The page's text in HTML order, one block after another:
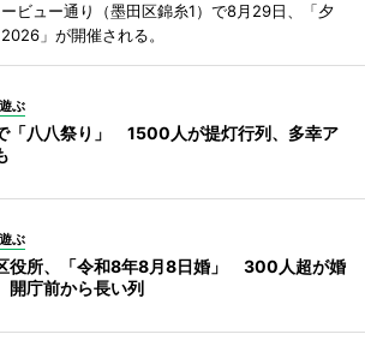
ビュー通り（墨田区錦糸1）で8月29日、「夕
」が開催される。
ぶ
「八八祭り」 1500人が提灯行列、多幸ア
ぶ
役所、「令和8年8月8日婚」 300人超が婚
開庁前から長い列